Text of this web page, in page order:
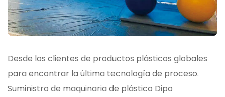
Desde los clientes de productos plásticos globales
para encontrar la última tecnología de proceso.
Suministro de maquinaria de plástico Dipo